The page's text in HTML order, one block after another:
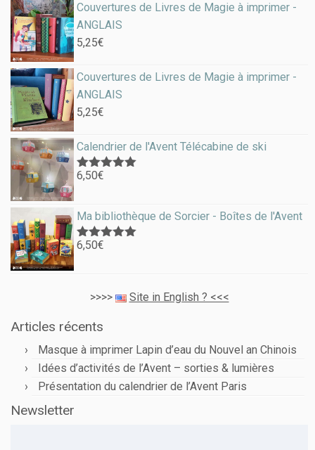
Couvertures de Livres de Magie à imprimer -
ANGLAIS
5,25€
Couvertures de Livres de Magie à imprimer -
ANGLAIS
5,25€
Calendrier de l'Avent Télécabine de ski
Note
6,50€
Ma bibliothèque de Sorcier - Boîtes de l'Avent
Note
6,50€
>>>> Site in English ? <<<
Articles récents
Masque à imprimer Lapin d’eau du Nouvel an Chinois
Idées d’activités de l’Avent – sorties & lumières
Présentation du calendrier de l’Avent Paris
Newsletter